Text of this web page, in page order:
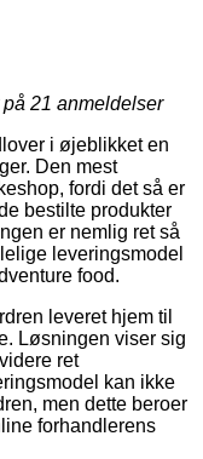
21 anmeldelser
i øjeblikket en
Den mest
fordi det så er
bestilte produkter
er nemlig ret så
leveringsmodel
food.
leveret hjem til
Løsningen viser sig
ret
kan ikke
men dette beroer
forhandlerens